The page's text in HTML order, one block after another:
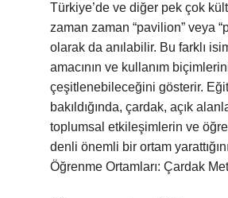
Türkiye’de ve diğer pek çok
zaman zaman “pavilion” veya
olarak da anılabilir. Bu farklı
amacının ve kullanım
çeşitlenebileceğini gösterir.
bakıldığında, çardak, açık
toplumsal etkileşimlerin ve
denli önemli bir ortam
Öğrenme Ortamları: Çardak